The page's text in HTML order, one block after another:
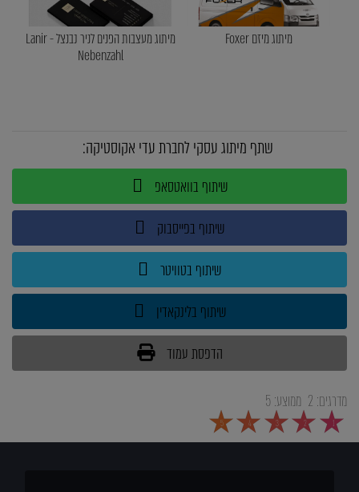
מיתוג מיזם Foxer
מיתוג מעצבות הפנים לניר נבנצל - Lanir
Nebenzahl
שתף מיתוג עסקי לחברת עדי אקוסטיקה:
שיתוף בוואטסאפ
שיתוף בפייסבוק
שיתוף בטוויטר
שיתוף בלינקאדין
הדפסת עמוד
מדרגים: 2 ממוצע:5
1
2
3
4
5